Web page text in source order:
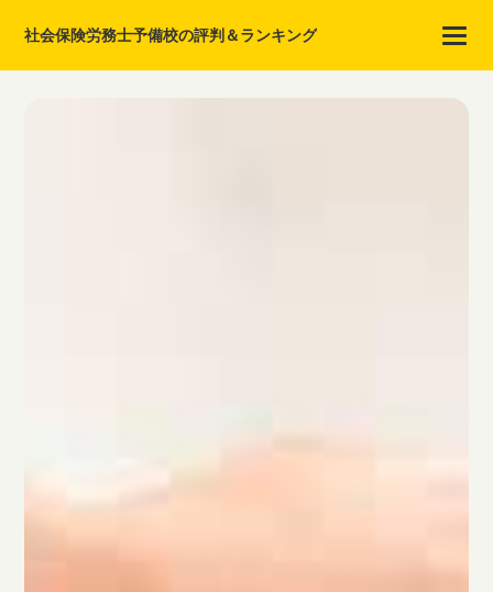
社会保険労務士予備校の評判＆ランキング